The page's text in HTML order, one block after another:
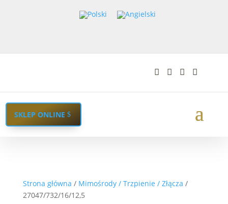
   
SKLEP ONLINE
Strona główna / Mimośrody / Trzpienie / Złącza /
27047/732/16/12,5